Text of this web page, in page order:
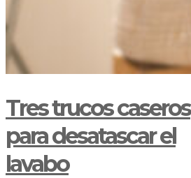
Tres trucos caseros
para desatascar el
lavabo